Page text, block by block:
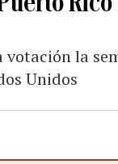
la
Unidos